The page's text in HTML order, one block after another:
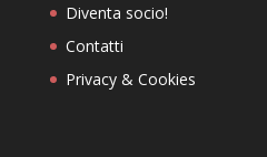
Diventa socio!
Contatti
Privacy & Cookies